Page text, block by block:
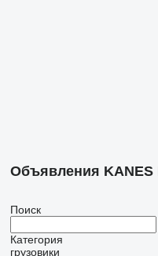
Объявления KANES
Поиск
Категория
грузовики